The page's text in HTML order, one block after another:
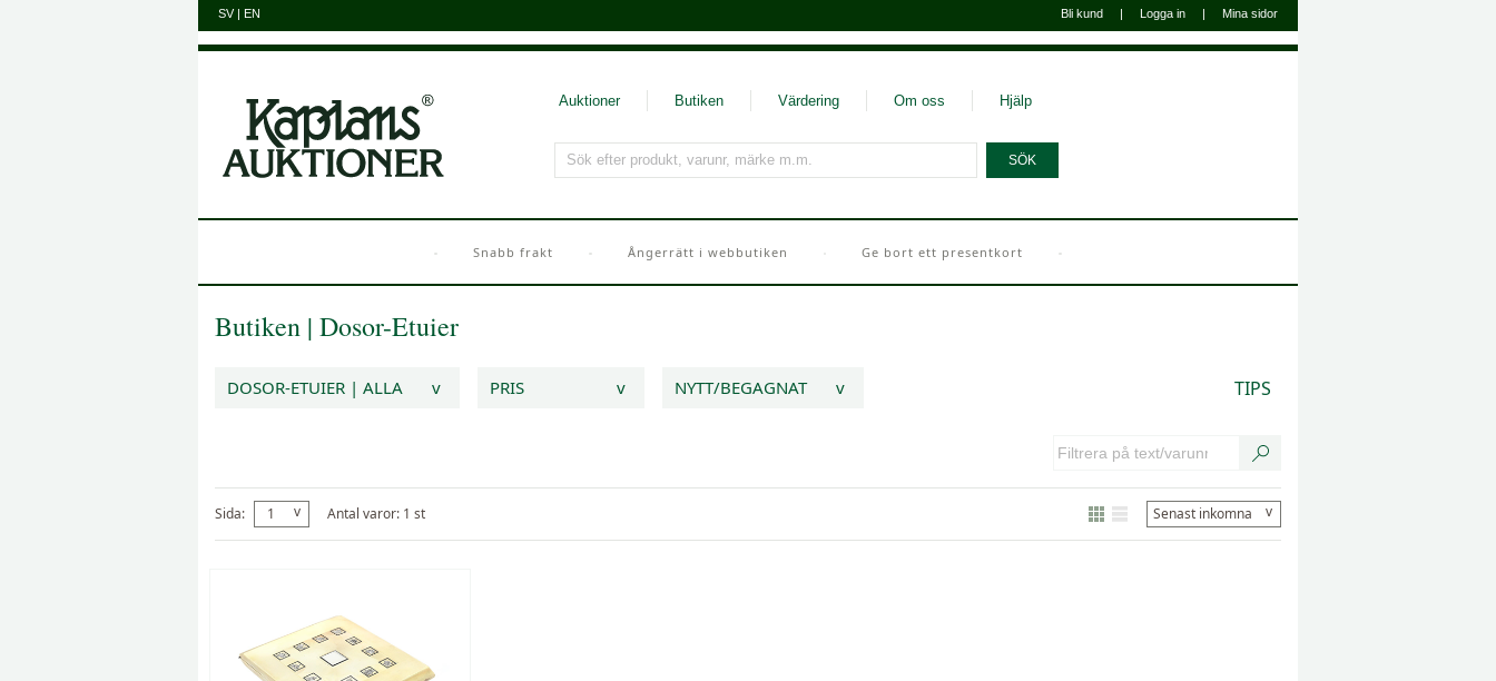
SV| EN Bli kund | Logga in | Mina sidor
Auktioner Butiken Värdering Om oss Hjälp
Sök efter produkt, varunr, märke m.m.
Snabb frakt Ångerrätt i webbutiken Ge bort ett presentkort
Butiken | Dosor-Etuier
DOSOR-ETUIER | ALLA v PRIS v NYTT/BEGAGNAT v TIPS
Sida: 1 v Antal varor: 1 st Senast inkomna v